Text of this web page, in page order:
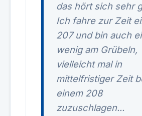
das hört sich sehr
Ich fahre zur Zeit
207 und bin auch
wenig am Grübeln,
vielleicht mal in
mittelfristiger Zeit
einem 208
zuzuschlagen...